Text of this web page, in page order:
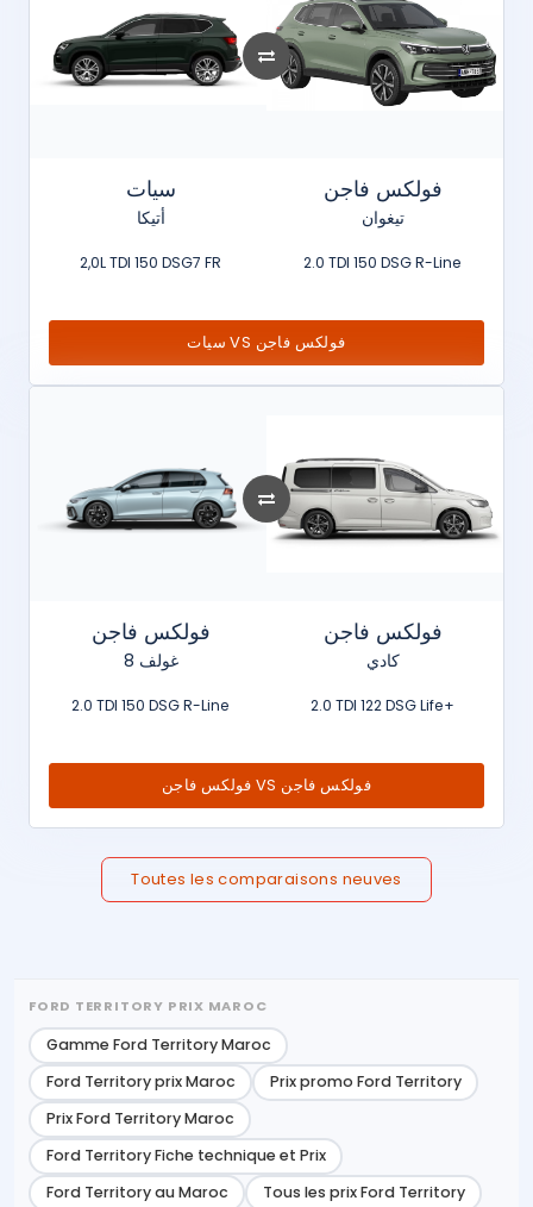
سيات
أتيكا
2,0L TDI 150 DSG7 FR
فولكس فاجن
تيغوان
2.0 TDI 150 DSG R-Line
سيات VS فولكس فاجن
فولكس فاجن
غولف 8
2.0 TDI 150 DSG R-Line
فولكس فاجن
كادي
2.0 TDI 122 DSG Life+
فولكس فاجن VS فولكس فاجن
Toutes les comparaisons neuves
FORD TERRITORY PRIX MAROC
Gamme Ford Territory Maroc
Ford Territory prix Maroc
Prix promo Ford Territory
Prix Ford Territory Maroc
Ford Territory Fiche technique et Prix
Ford Territory au Maroc
Tous les prix Ford Territory